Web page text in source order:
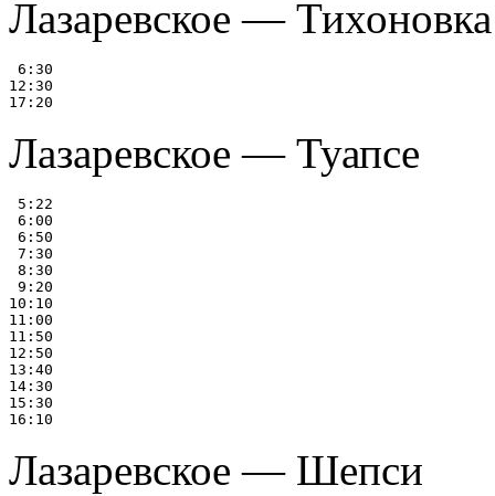
Лазаревское — Тихоновка
6:30
12:30
Лазаревское — Туапсе
5:22
6:00
6:50
7:30
8:30
9:20
10:10
11:00
11:50
12:50
13:40
14:30
15:30
Лазаревское — Шепси